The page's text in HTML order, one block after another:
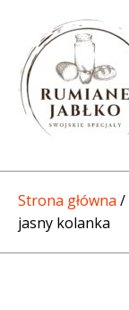
Strona główna /
jasny kolanka